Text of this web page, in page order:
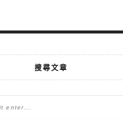
搜尋文章